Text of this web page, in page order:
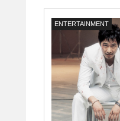
ENTERTAINMENT